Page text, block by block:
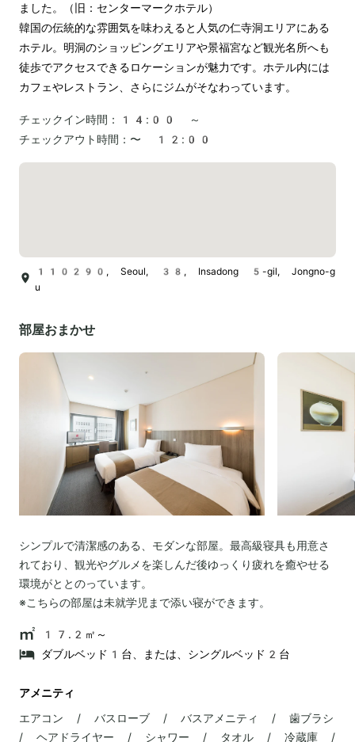
ました。（旧：センターマークホテル）
韓国の伝統的な雰囲気を味わえると人気の仁寺洞エリアにある
ホテル。明洞のショッピングエリアや景福宮など観光名所へも
徒歩でアクセスできるロケーションが魅力です。ホテル内には
カフェやレストラン、さらにジムがそなわっています。
チェックイン時間：
14:00 ～
チェックアウト時間： 〜 12:00
110290, Seoul, 38, Insadong 5-gil, Jongno-g
u
部屋おまかせ
シンプルで清潔感のある、モダンな部屋。最高級寝具も用意さ
れており、観光やグルメを楽しんだ後ゆっくり疲れを癒やせる
環境がととのっています。
※こちらの部屋は未就学児まで添い寝ができます。
17.2㎡～
ダブルベッド1台、または、シングルベッド2台
アメニティ
エアコン / バスローブ / バスアメニティ / 歯ブラシ
/ ヘアドライヤー / シャワー / タオル / 冷蔵庫 /